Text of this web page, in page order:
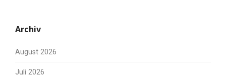
Archiv
August 2026
Juli 2026